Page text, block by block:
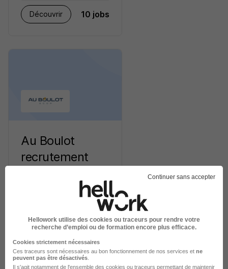
Placement - Conseils
RH
Découvrir 10 jobs
Au Boulot
recrutement
Placement - Conseils
8 jobs
Continuer sans accepter
Hellowork utilise des cookies ou traceurs pour rendre votre
recherche d’emploi ou de formation encore plus efficace.
Cookies strictement nécessaires
Ces traceurs sont nécessaires au bon fonctionnement de nos services et ne
peuvent pas être désactivés
Il s'agit notamment de l'ensemble des cookies ou traceurs permettant de maintenir